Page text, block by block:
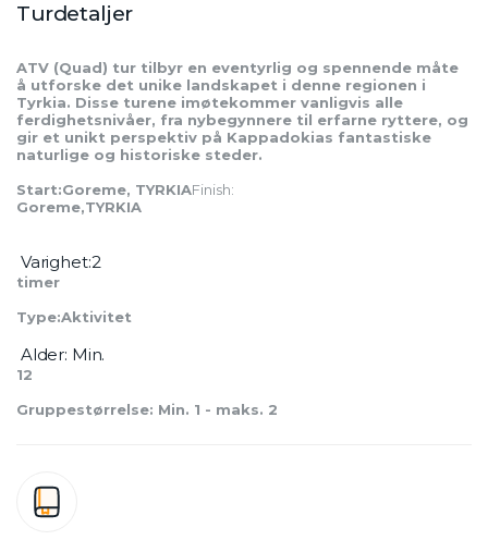
Turdetaljer
ATV (Quad) tur tilbyr en eventyrlig og spennende måte
å utforske det unike landskapet i denne regionen i
Tyrkia. Disse turene imøtekommer vanligvis alle
ferdighetsnivåer, fra nybegynnere til erfarne ryttere, og
gir et unikt perspektiv på Kappadokias fantastiske
naturlige og historiske steder.
Start:Goreme, TYRKIAFinish:
Goreme,TYRKIA
Varighet:2
timer
Type:Aktivitet
Alder: Min.
12
Gruppestørrelse: Min. 1 - maks. 2